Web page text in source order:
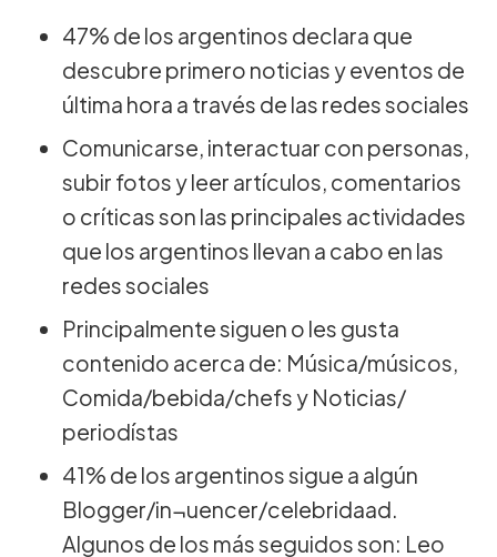
47% de los argentinos declara que
descubre primero noticias y eventos de
última hora a través de las redes sociales
Comunicarse, interactuar con personas,
subir fotos y leer artículos, comentarios
o críticas son las principales actividades
que los argentinos llevan a cabo en las
redes sociales
Principalmente siguen o les gusta
contenido acerca de: Música/músicos,
Comida/bebida/chefs y Noticias/
periodístas
41% de los argentinos sigue a algún
Blogger/in¬uencer/celebridaad.
Algunos de los más seguidos son: Leo